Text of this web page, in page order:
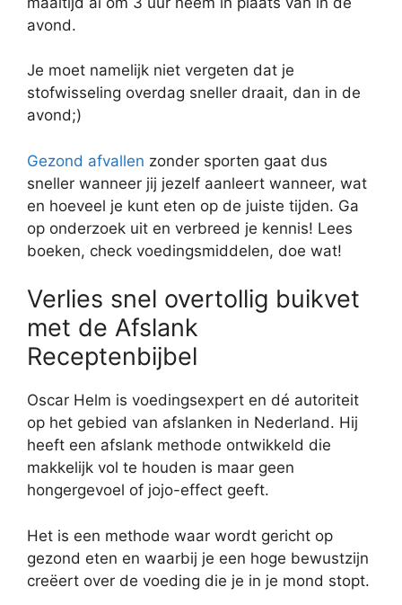
avond.
Je moet namelijk niet vergeten dat je
stofwisseling overdag sneller draait, dan in de
avond;)
Gezond afvallen zonder sporten gaat dus
sneller wanneer jij jezelf aanleert wanneer, wat
en hoeveel je kunt eten op de juiste tijden. Ga
op onderzoek uit en verbreed je kennis! Lees
boeken, check voedingsmiddelen, doe wat!
Verlies snel overtollig buikvet
met de Afslank
Receptenbijbel
Oscar Helm is voedingsexpert en dé autoriteit
op het gebied van afslanken in Nederland. Hij
heeft een afslank methode ontwikkeld die
makkelijk vol te houden is maar geen
hongergevoel of jojo-effect geeft.
Het is een methode waar wordt gericht op
gezond eten en waarbij je een hoge bewustzijn
creëert over de voeding die je in je mond stopt.